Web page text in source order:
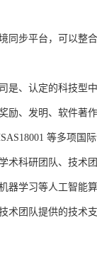
同步平台，可以整
是、认定的科技型
励、发明、软件著
等多项国
术科研团队、技术
器学习等人工智能
术团队提供的技术